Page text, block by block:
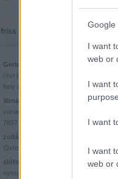
Google
I want
web or
I want
I want
I want
web or
friss topikok
Gerberus:
Mostanra már a Lego is
rést é...
hely a klónoknak
Vonatotkeresek1:
@BorZol: Üdv, hol
vonatot venni...
7897 Passenger Train
zoltán999:
Oxford, a dél-koreai klón
siófoki35:
A platós teherautó
nyergesvonta...